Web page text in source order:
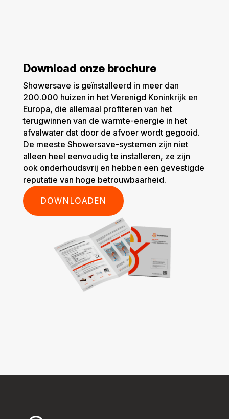
Download onze brochure
Showersave is geïnstalleerd in meer dan
200.000 huizen in het Verenigd Koninkrijk en
Europa, die allemaal profiteren van het
terugwinnen van de warmte-energie in het
afvalwater dat door de afvoer wordt gegooid.
De meeste Showersave-systemen zijn niet
alleen heel eenvoudig te installeren, ze zijn
ook onderhoudsvrij en hebben een gevestigde
reputatie van hoge betrouwbaarheid.
DOWNLOADEN